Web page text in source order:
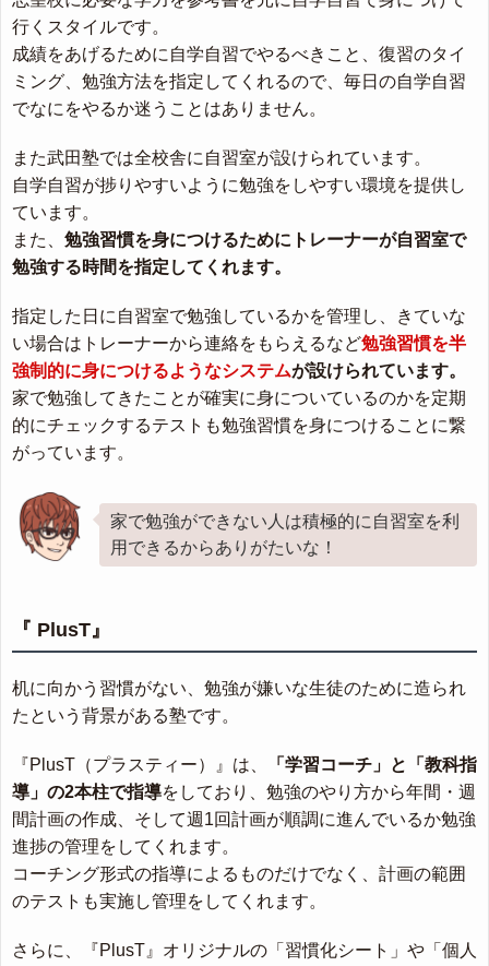
行くスタイルです。
成績をあげるために自学自習でやるべきこと、復習のタイ
ミング、勉強方法を指定してくれるので、毎日の自学自習
でなにをやるか迷うことはありません。
また武田塾では全校舎に自習室が設けられています。
自学自習が捗りやすいように勉強をしやすい環境を提供し
ています。
また、 勉強習慣を身につけるためにトレーナーが自習室で
勉強する時間を指定してくれます。
指定した日に自習室で勉強しているかを管理し、きていな
い場合はトレーナーから連絡をもらえるなど勉強習慣を半
強制的に身につけるようなシステムが設けられています。
家で勉強してきたことが確実に身についているのかを定期
的にチェックするテストも勉強習慣を身につけることに繋
がっています。
家で勉強ができない人は積極的に自習室を利
用できるからありがたいな！
『 PlusT』
机に向かう習慣がない、勉強が嫌いな生徒のために造られ
たという背景がある塾です。
『PlusT（プラスティー）』は、
「学習コーチ」と「教科指
導」の2本柱で指導をしており、勉強のやり方から年間・週
間計画の作成、そして週1回計画が順調に進んでいるか勉強
進捗の管理をしてくれます。
コーチング形式の指導によるものだけでなく、計画の範囲
のテストも実施し管理をしてくれます。
さらに、『PlusT』オリジナルの「習慣化シート」や「個人